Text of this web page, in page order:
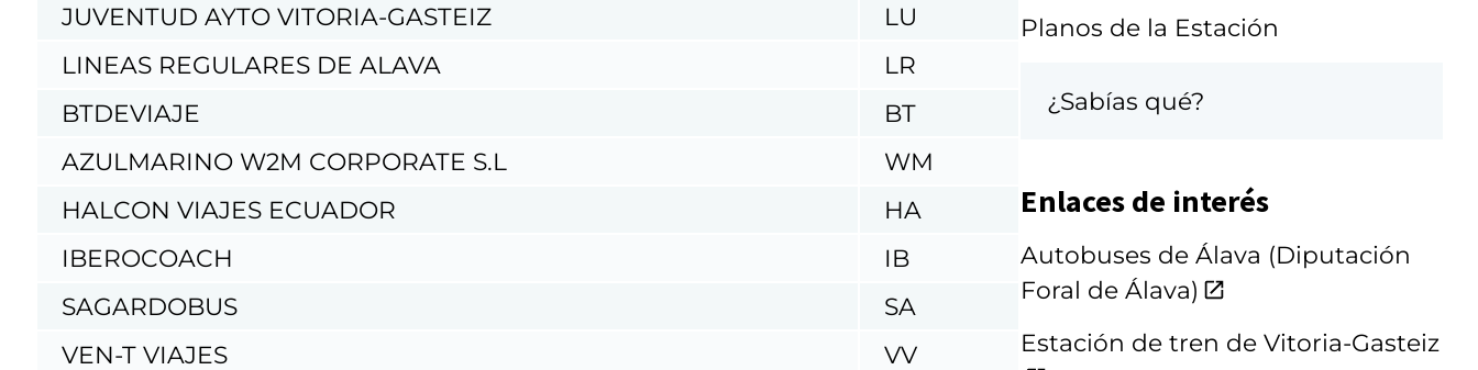
JUVENTUD AYTO VITORIA-GASTEIZ
LU
LINEAS REGULARES DE ALAVA
LR
BTDEVIAJE
BT
AZULMARINO W2M CORPORATE S.L
WM
HALCON VIAJES ECUADOR
HA
IBEROCOACH
IB
SAGARDOBUS
SA
VEN-T VIAJES
VV
Planos de la Estación
¿Sabías qué?
Enlaces de interés
Autobuses de Álava (Diputación
Foral de Álava)
Estación de tren de Vitoria-Gasteiz